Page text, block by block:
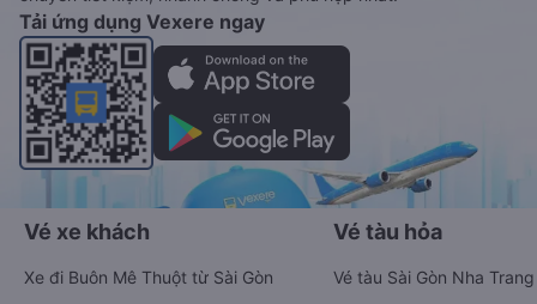
Tải ứng dụng Vexere ngay
Vé xe khách
Xe đi Buôn Mê Thuột từ Sài Gòn
Vé tàu hỏa
Vé tàu Sài Gòn Nha Trang